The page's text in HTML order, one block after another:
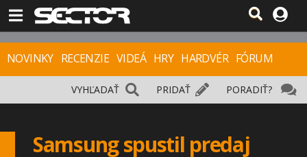
NOVINKY RECENZIE VIDEÁ HRY HARDVÉR FÓRUM
PORADIŤ?
PRIDAŤ
VYHĽADAŤ
Samsung spustil predaj